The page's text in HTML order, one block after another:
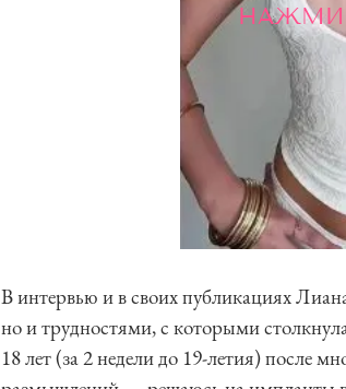
НАЖМИ
В интервью и в своих публикациях
но и трудностями, с которыми
18 лет (за 2 недели до 19-летия) после